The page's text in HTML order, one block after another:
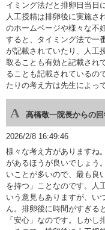
イミング法だと排卵日当日
人工授精は排卵後に実施さ
のホームページや様々な不
すると、タイミング法で一
が記載されていたり、人工
取ることも有効と記載され
ることも記載されているの
たりの考え方は先生によっ
高橋敬一院長からの回
2026/2/8 16:49:46
様々な考え方がありますね
があるほうが良いでしょう
いことが多いので、最も良
を持つ」ことなのです。人
いう意見もありますが、い
ん。排卵後に時間がすぎる
「安心」なのです。しか